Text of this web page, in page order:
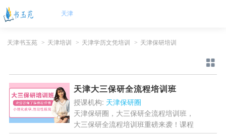
天津
天津书玉苑 > 天津培训 > 天津学历文凭培训 > 天津保研培训
天津大三保研全流程培训班
授课机构: 天津保研圈
天津保研圈，大三保研全流程培训班，
大三保研全流程培训班重磅来袭！课程
涵盖文书优化、面试训练、科研提升等